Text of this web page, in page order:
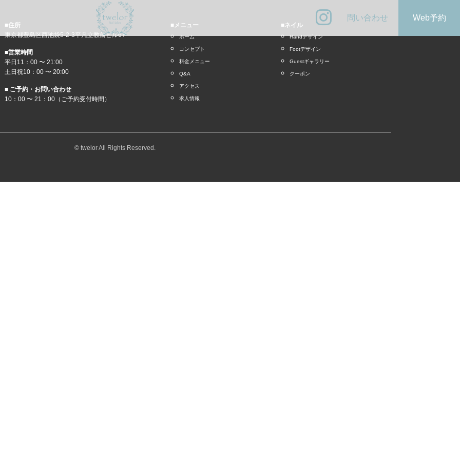
問い合わせ Web予約
■住所
東京都豊島区西池袋5-2-3平凡立教前ビル6Ｆ
■営業時間
平日11：00 〜 21:00
土日祝10：00 〜 20:00
■ ご予約・お問い合わせ
10：00 〜 21：00（ご予約受付時間）
■メニュー
ホーム
コンセプト
料金メニュー
Q&A
アクセス
求人情報
■ネイル
Handデザイン
Footデザイン
Guestギャラリー
クーポン
© twelor All Rights Reserved.